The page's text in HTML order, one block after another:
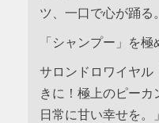
ツ、一口で心が踊る
「シャンプー」を極
サロンドロワイヤル
きに！極上のピーカ
日常に甘い幸せを。」